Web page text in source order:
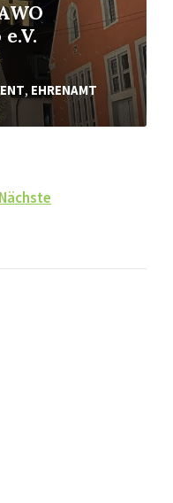
, EHRENAMT
Nächste